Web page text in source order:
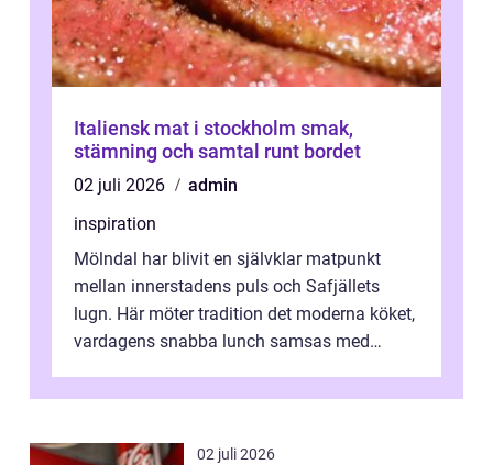
Italiensk mat i stockholm smak,
stämning och samtal runt bordet
02 juli 2026
admin
inspiration
Mölndal har blivit en självklar matpunkt
mellan innerstadens puls och Safjällets
lugn. Här möter tradition det moderna köket,
vardagens snabba lunch samsas med
02 juli 2026